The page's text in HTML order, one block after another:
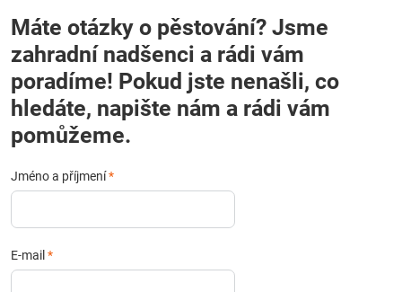
Máte otázky o pěstování? Jsme
zahradní nadšenci a rádi vám
poradíme! Pokud jste nenašli, co
hledáte, napište nám a rádi vám
pomůžeme.
Jméno a příjmení*
E-mail *